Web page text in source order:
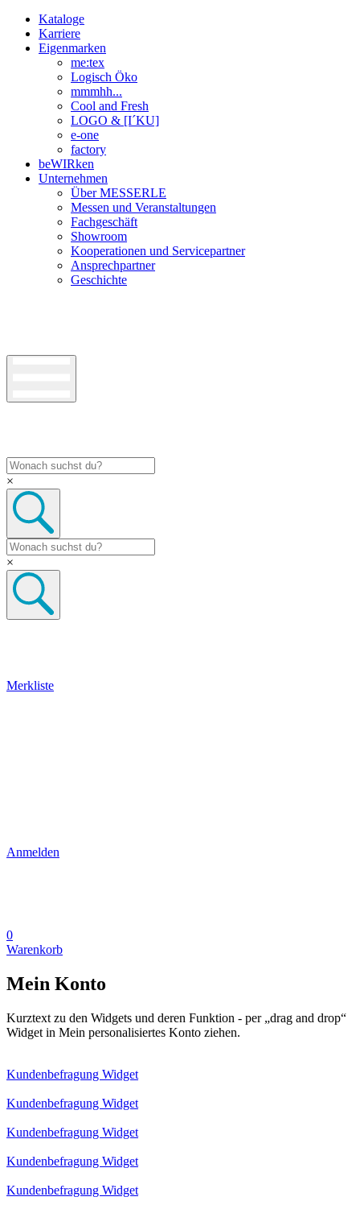
Kataloge
Karriere
Eigenmarken
me:tex
Logisch Öko
mmmhh...
Cool and Fresh
LOGO & [I´KU]
e-one
factory
beWIRken
Unternehmen
Über MESSERLE
Messen und Veranstaltungen
Fachgeschäft
Showroom
Kooperationen und Servicepartner
Ansprechpartner
Geschichte
×
×
Merkliste
Anmelden
0
Warenkorb
Mein Konto
Kurztext zu den Widgets und deren Funktion - per „drag and drop“
Widget in Mein personalisiertes Konto ziehen.
Kundenbefragung Widget
Kundenbefragung Widget
Kundenbefragung Widget
Kundenbefragung Widget
Kundenbefragung Widget